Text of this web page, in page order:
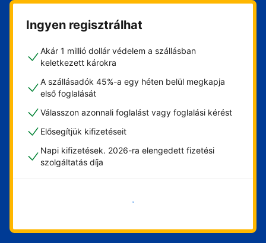
Ingyen regisztrálhat
Akár 1 millió dollár védelem a szállásban
keletkezett károkra
A szállásadók 45%-a egy héten belül megkapja
első foglalását
Válasszon azonnali foglalást vagy foglalási kérést
Elősegítjük kifizetéseit
Napi kifizetések. 2026-ra elengedett fizetési
szolgáltatás díja
Vágjon bele most